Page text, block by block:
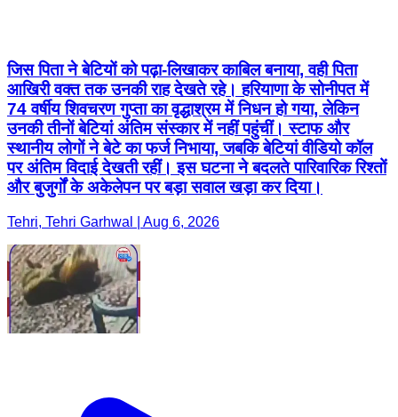
जिस पिता ने बेटियों को पढ़ा-लिखाकर काबिल बनाया, वही पिता
आखिरी वक्त तक उनकी राह देखते रहे। हरियाणा के सोनीपत में
74 वर्षीय शिवचरण गुप्ता का वृद्धाश्रम में निधन हो गया, लेकिन
उनकी तीनों बेटियां अंतिम संस्कार में नहीं पहुंचीं। स्टाफ और
स्थानीय लोगों ने बेटे का फर्ज निभाया, जबकि बेटियां वीडियो कॉल
पर अंतिम विदाई देखती रहीं। इस घटना ने बदलते पारिवारिक रिश्तों
और बुजुर्गों के अकेलेपन पर बड़ा सवाल खड़ा कर दिया।
Tehri, Tehri Garhwal | Aug 6, 2026